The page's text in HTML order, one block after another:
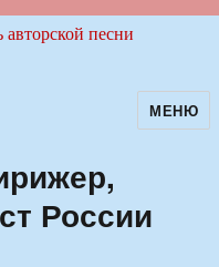
авторскойМЕНЮ
России